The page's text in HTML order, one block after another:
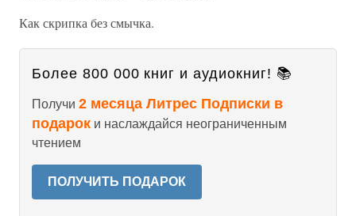
Как скрипка без смычка.
Более 800 000 книг и аудиокниг! 📚
Получи 2 месяца Литрес Подписки в
подарок и наслаждайся неограниченным
чтением
ПОЛУЧИТЬ ПОДАРОК